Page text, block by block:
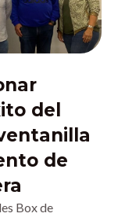
del
de
Box de